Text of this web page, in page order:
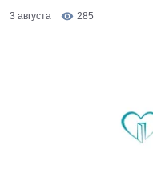
3 августа
285